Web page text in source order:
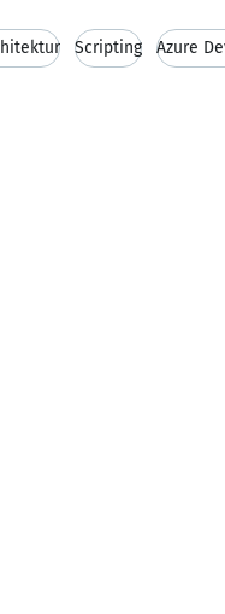
Scripting Azure